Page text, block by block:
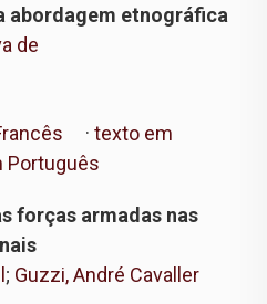
abordagem etnográfica
de
· texto em
Português
forças armadas nas
; Guzzi, André Cavaller